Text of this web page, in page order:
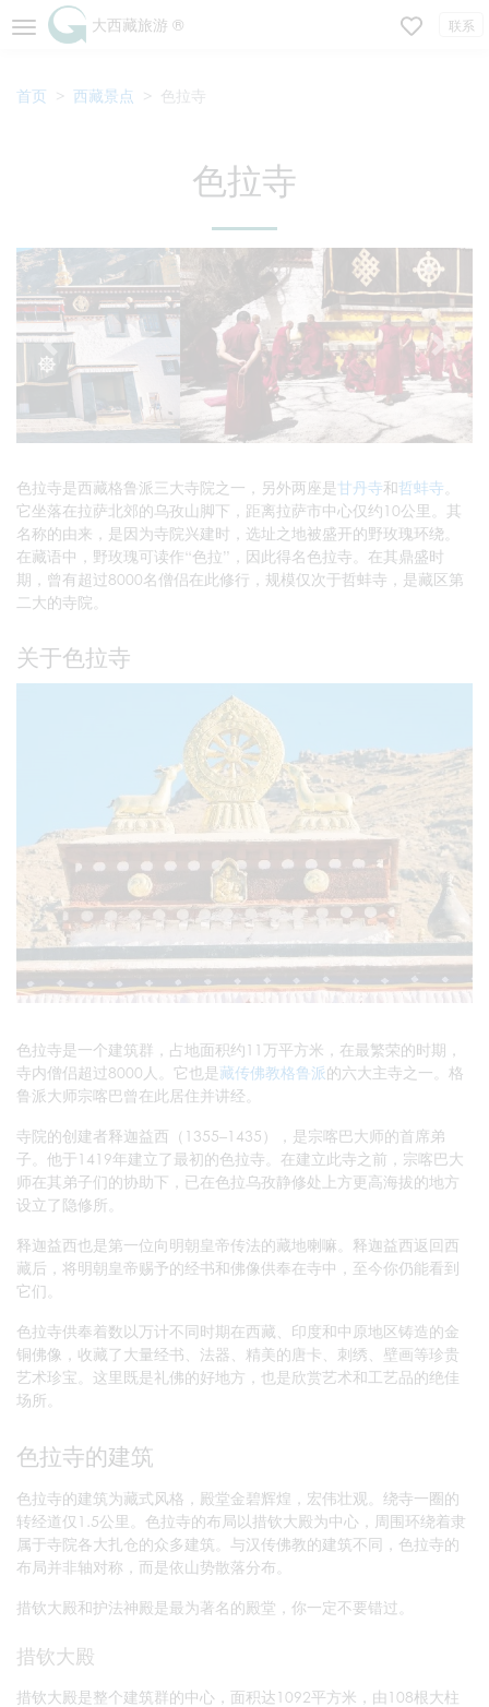
大西藏旅游 ® 联系
首页 西藏景点 色拉寺
色拉寺
色拉寺是西藏格鲁派三大寺院之一，另外两座是 甘丹寺和哲蚌寺
它坐落在拉萨北郊的乌孜山脚下，距离拉萨市中心仅约10公里。其
名称的由来，是因为寺院兴建时，选址之地被盛开的野玫瑰环绕。
在藏语中，野玫瑰可读作“色拉”，因此得名色拉寺。在其鼎盛时
期，曾有超过8000名僧侣在此修行，规模仅次于哲蚌寺，是藏区第
二大的寺院。
关于色拉寺
色拉寺是一个建筑群，占地面积约11万平方米，在最繁荣的时期，
寺内僧侣超过8000人。它也是藏传佛教格鲁派的六大主寺之一。格
鲁派大师宗喀巴曾在此居住并讲经。
寺院的创建者释迦益西（1355–1435），是宗喀巴大师的首席弟
子。他于1419年建立了最初的色拉寺。在建立此寺之前，宗喀巴大
师在其弟子们的协助下，已在色拉乌孜静修处上方更高海拔的地方
设立了隐修所。
释迦益西也是第一位向明朝皇帝传法的藏地喇嘛。释迦益西返回西
藏后，将明朝皇帝赐予的经书和佛像供奉在寺中，至今你仍能看到
它们。
色拉寺供奉着数以万计不同时期在西藏、印度和中原地区铸造的金
铜佛像，收藏了大量经书、法器、精美的唐卡、刺绣、壁画等珍贵
艺术珍宝。这里既是礼佛的好地方，也是欣赏艺术和工艺品的绝佳
场所。
色拉寺的建筑
色拉寺的建筑为藏式风格，殿堂金碧辉煌，宏伟壮观。绕寺一圈的
转经道仅1.5公里。色拉寺的布局以措钦大殿为中心，周围环绕着隶
属于寺院各大扎仓的众多建筑。与汉传佛教的建筑不同，色拉寺的
布局并非轴对称，而是依山势散落分布。
措钦大殿和护法神殿是最为著名的殿堂，你一定不要错过。
措钦大殿
措钦大殿是整个建筑群的中心，面积达1092平方米，由108根大柱